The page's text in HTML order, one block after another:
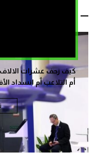
كيف زحف عشرات الالاف
أم التلاعب أم انسداد